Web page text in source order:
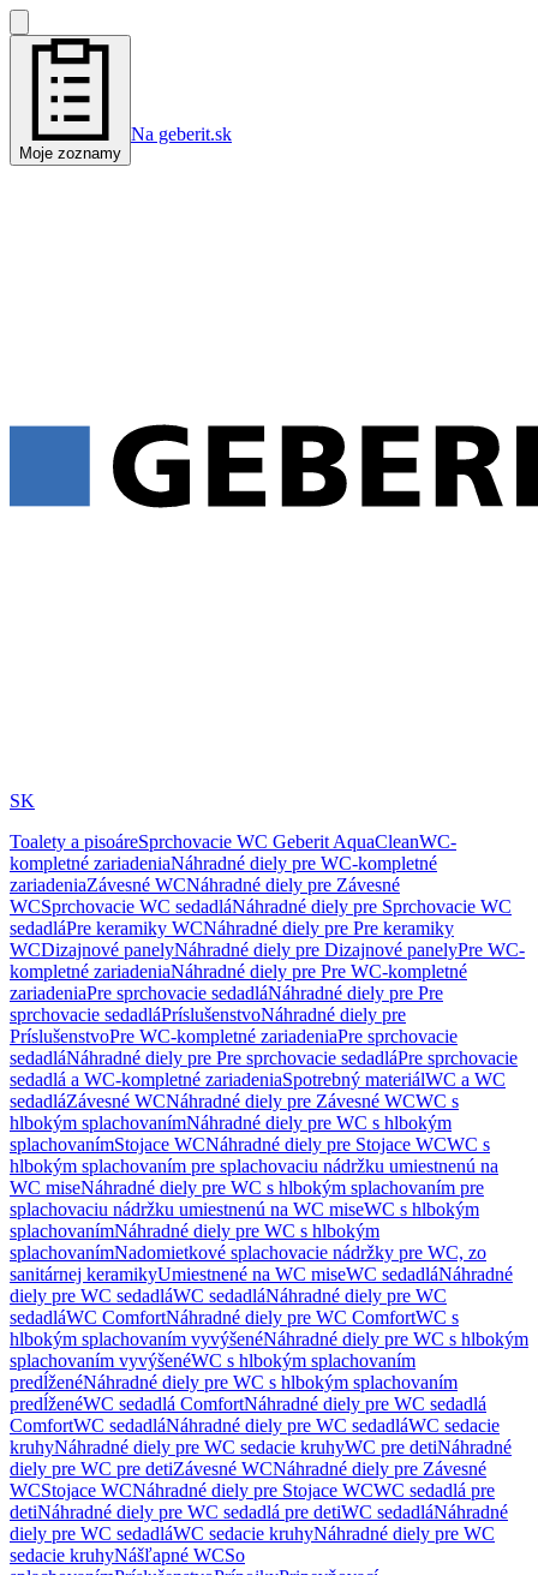
Moje zoznamy
Na geberit.sk
SK
Toalety a pisoáreSprchovacie WC Geberit AquaCleanWC-
kompletné zariadeniaNáhradné diely pre WC-kompletné
zariadeniaZávesné WCNáhradné diely pre Závesné
WCSprchovacie WC sedadláNáhradné diely pre Sprchovacie WC
sedadláPre keramiky WCNáhradné diely pre Pre keramiky
WCDizajnové panelyNáhradné diely pre Dizajnové panelyPre WC-
kompletné zariadeniaNáhradné diely pre Pre WC-kompletné
zariadeniaPre sprchovacie sedadláNáhradné diely pre Pre
sprchovacie sedadláPríslušenstvoNáhradné diely pre
PríslušenstvoPre WC-kompletné zariadeniaPre sprchovacie
sedadláNáhradné diely pre Pre sprchovacie sedadláPre sprchovacie
sedadlá a WC-kompletné zariadeniaSpotrebný materiálWC a WC
sedadláZávesné WCNáhradné diely pre Závesné WCWC s
hlbokým splachovanímNáhradné diely pre WC s hlbokým
splachovanímStojace WCNáhradné diely pre Stojace WCWC s
hlbokým splachovaním pre splachovaciu nádržku umiestnenú na
WC miseNáhradné diely pre WC s hlbokým splachovaním pre
splachovaciu nádržku umiestnenú na WC miseWC s hlbokým
splachovanímNáhradné diely pre WC s hlbokým
splachovanímNadomietkové splachovacie nádržky pre WC, zo
sanitárnej keramikyUmiestnené na WC miseWC sedadláNáhradné
diely pre WC sedadláWC sedadláNáhradné diely pre WC
sedadláWC ComfortNáhradné diely pre WC ComfortWC s
hlbokým splachovaním vyvýšenéNáhradné diely pre WC s hlbokým
splachovaním vyvýšenéWC s hlbokým splachovaním
predĺženéNáhradné diely pre WC s hlbokým splachovaním
predĺženéWC sedadlá ComfortNáhradné diely pre WC sedadlá
ComfortWC sedadláNáhradné diely pre WC sedadláWC sedacie
kruhyNáhradné diely pre WC sedacie kruhyWC pre detiNáhradné
diely pre WC pre detiZávesné WCNáhradné diely pre Závesné
WCStojace WCNáhradné diely pre Stojace WCWC sedadlá pre
detiNáhradné diely pre WC sedadlá pre detiWC sedadláNáhradné
diely pre WC sedadláWC sedacie kruhyNáhradné diely pre WC
sedacie kruhyNášľapné WCSo